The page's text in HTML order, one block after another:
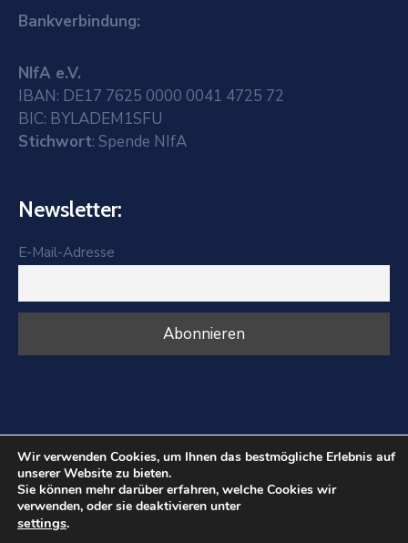
Bankverbindung:
NIfA e.V.
IBAN: DE17 7625 0000 0041 4725 72
BIC: BYLADEM1SFU
Stichwort: Spende NIfA
Newsletter:
E-Mail-Adresse
NIfA Bayern - Nürnberger Initiative Für Afrika © 2025.
All Rights Reserved
Wir verwenden Cookies, um Ihnen das bestmögliche Erlebnis auf
unserer Website zu bieten.
Sie können mehr darüber erfahren, welche Cookies wir
verwenden, oder sie deaktivieren unter
settings.